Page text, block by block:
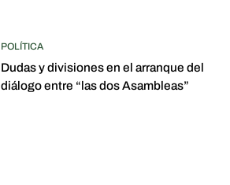
POLÍTICA
Dudas y divisiones en el arranque del
diálogo entre “las dos Asambleas”